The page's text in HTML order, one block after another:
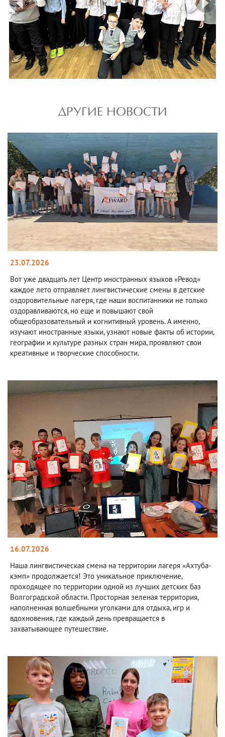
ДРУГИЕ НОВОСТИ
23.07.2026
Вот уже двадцать лет Центр иностранных языков «Ревод»
каждое лето отправляет лингвистические смены в детские
оздоровительные лагеря, где наши воспитанники не только
оздоравливаются, но еще и повышают свой
общеобразовательный и когнитивный уровень. А именно,
изучают иностранные языки, узнают новые факты об истории,
географии и культуре разных стран мира, проявляют свои
креативные и творческие способности.
16.07.2026
Наша лингвистическая смена на территории лагеря «Ахтуба-
кэмп» продолжается! Это уникальное приключение,
проходящее по территории одной из лучших детских баз
Волгоградской области. Просторная зеленая территория,
наполненная волшебными уголками для отдыха, игр и
вдохновения, где каждый день превращается в
захватывающее путешествие.